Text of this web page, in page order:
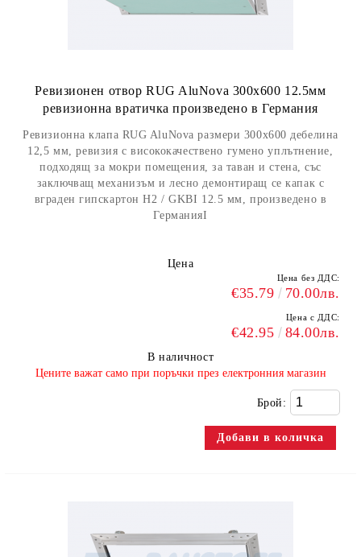
Ревизионен отвор RUG AluNova 300x600 12.5мм
ревизионна вратичка произведено в Германия
Ревизионна клапа RUG AluNova размери 300x600 дебелина
12,5 мм, ревизия с висококачествено гумено уплътнение,
подходящ за мокри помещения, за таван и стена, със
заключващ механизъм и лесно демонтиращ се капак с
вграден гипскартон H2 / GKBI 12.5 мм, произведено в
ГерманияI
Цена
Цена без ДДС:
€35.79 70.00лв.
Цена с ДДС:
€42.95 84.00лв.
В наличност
​Цените важат само при поръчки през електронния магазин
Брой: